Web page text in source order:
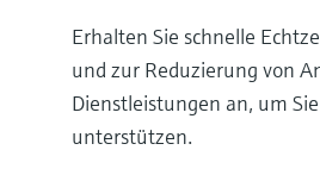
Erhalten Sie schnelle
und zur Reduzierung von
Dienstleistungen an, um
unterstützen.